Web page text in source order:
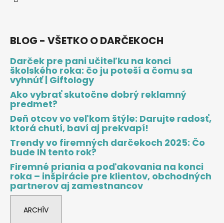
BLOG - VŠETKO O DARČEKOCH
Darček pre pani učiteľku na konci
školského roka: čo ju poteší a čomu sa
vyhnúť | Giftology
Ako vybrať skutočne dobrý reklamný
predmet?
Deň otcov vo veľkom štýle: Darujte radosť,
ktorá chutí, baví aj prekvapí!
Trendy vo firemných darčekoch 2025: Čo
bude IN tento rok?
Firemné priania a poďakovania na konci
roka – inšpirácie pre klientov, obchodných
partnerov aj zamestnancov
ARCHÍV